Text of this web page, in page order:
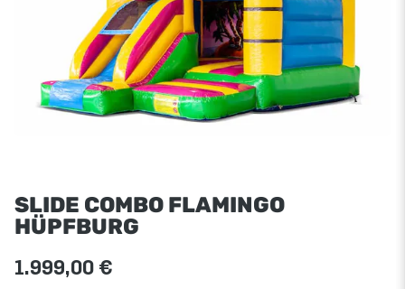
SLIDE COMBO FLAMINGO
HÜPFBURG
1.999,00 €